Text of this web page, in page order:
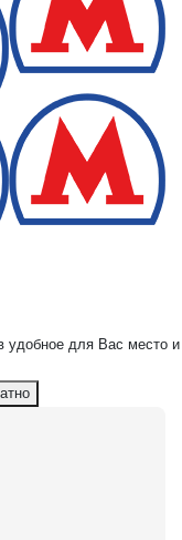
удобное для Вас место и